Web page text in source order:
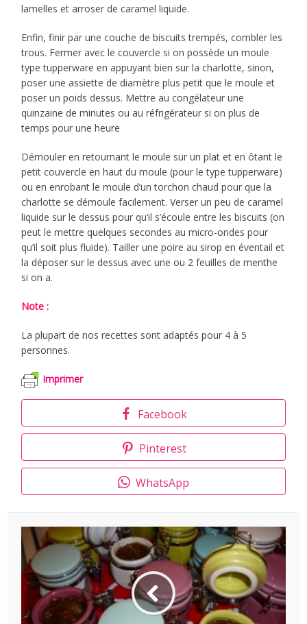
lamelles et arroser de caramel liquide.
Enfin, finir par une couche de biscuits trempés, combler les
trous. Fermer avec le couvercle si on possède un moule
type tupperware en appuyant bien sur la charlotte, sinon,
poser une assiette de diamètre plus petit que le moule et
poser un poids dessus. Mettre au congélateur une
quinzaine de minutes ou au réfrigérateur si on plus de
temps pour une heure
Démouler en retournant le moule sur un plat et en ôtant le
petit couvercle en haut du moule (pour le type tupperware)
ou en enrobant le moule d’un torchon chaud pour que la
charlotte se démoule facilement. Verser un peu de caramel
liquide sur le dessus pour qu’il s’écoule entre les biscuits (on
peut le mettre quelques secondes au micro-ondes pour
qu’il soit plus fluide). Tailler une poire au sirop en éventail et
la déposer sur le dessus avec une ou 2 feuilles de menthe
si on a.
Note :
La plupart de nos recettes sont adaptés pour 4 à 5
personnes.
Imprimer
Facebook
Pinterest
WhatsApp